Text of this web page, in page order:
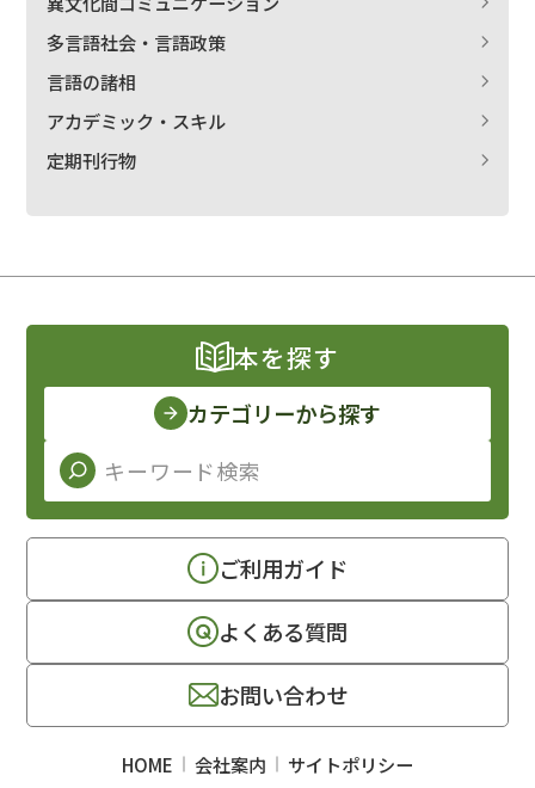
多言語社会・言語政策
言語の諸相
アカデミック・スキル
定期刊行物
本を探す
カテゴリーから探す
ご利用ガイド
よくある質問
お問い合わせ
HOME 会社案内
サイトポリシー